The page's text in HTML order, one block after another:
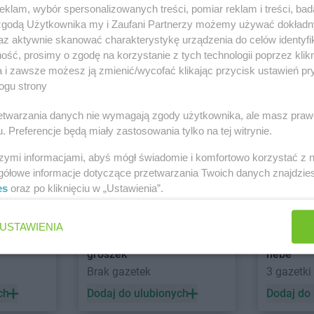
Kaufland Jastrzębie-Zdrój
Kaufland Jaworzno
Kaufland
Kaufland
Kaufland Kościan
Kaufland Kościerzyna
Kaufland
Koszalin
Kaufland
Kaufland
Kaufland
Kaufland Łomża Kaufland
Kaufland
Kaufland Mrągowo
Kaufland Myślenice
Kaufland
Kaufland
Kaufland Nowy Dwór
Kaufland
abra meble
Dodaj do ulubionych
Action
Dodaj
groszek
Brak gazetek
Dodaj do ulubionych
hebe
3 gazetki
Dodaj
wybór spersonalizowanych treści, pomiar reklam i treści,
Użytkownika my i Zaufani Partnerzy możemy używać
aktywnie skanować charakterystykę urządzenia do celów
prosimy o zgodę na korzystanie z tych technologii poprzez
i zawsze możesz ją zmienić/wycofać klikając przycisk ustawień
strony
danych nie wymagają zgody użytkownika, ale masz
Preferencje będą miały zastosowania tylko na tej witrynie.
informacjami, abyś mógł świadomie i komfortowo korzystać z
informacje dotyczące przetwarzania Twoich danych
oraz po kliknięciu w „Ustawienia”.
USTAWIENIA